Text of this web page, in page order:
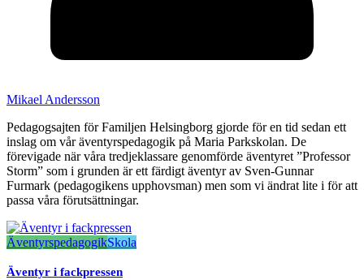
Mikael Andersson
Pedagogsajten för Familjen Helsingborg gjorde för en tid sedan ett
inslag om vår äventyrspedagogik på Maria Parkskolan. De
förevigade när våra tredjeklassare genomförde äventyret ”Professor
Storm” som i grunden är ett färdigt äventyr av Sven-Gunnar
Furmark (pedagogikens upphovsman) men som vi ändrat lite i för att
passa våra förutsättningar.
ÄventyrspedagogikSkola
Äventyr i fackpressen